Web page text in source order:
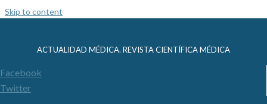
Skip to content
ACTUALIDAD MÉDICA. REVISTA CIENTÍFICA MÉDICA
Facebook
Twitter